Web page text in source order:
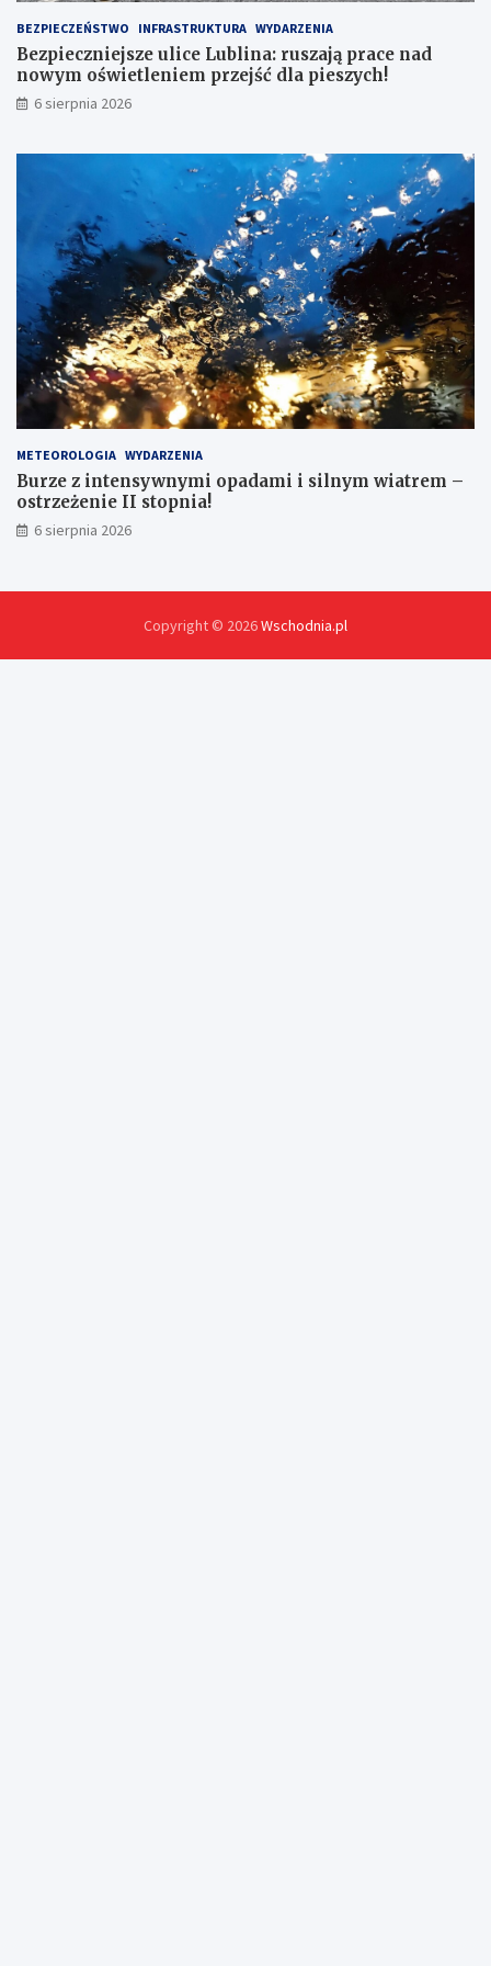
BEZPIECZEŃSTWO INFRASTRUKTURA WYDARZENIA
Bezpieczniejsze ulice Lublina: ruszają prace nad
nowym oświetleniem przejść dla pieszych!
6 sierpnia 2026
METEOROLOGIA WYDARZENIA
Burze z intensywnymi opadami i silnym wiatrem –
ostrzeżenie II stopnia!
6 sierpnia 2026
Copyright © 2026Wschodnia.pl